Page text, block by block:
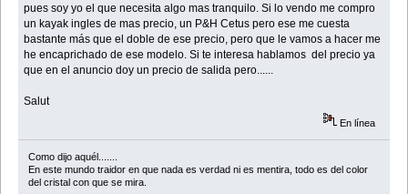
pues soy yo el que necesita algo mas tranquilo. Si lo vendo me compro
un kayak ingles de mas precio, un P&H Cetus pero ese me cuesta
bastante más que el doble de ese precio, pero que le vamos a hacer me
he encaprichado de ese modelo. Si te interesa hablamos del precio ya
que en el anuncio doy un precio de salida pero......
Salut
En línea
Como dijo aquél.......
En este mundo traidor en que nada es verdad ni es mentira, todo es del color
del cristal con que se mira.